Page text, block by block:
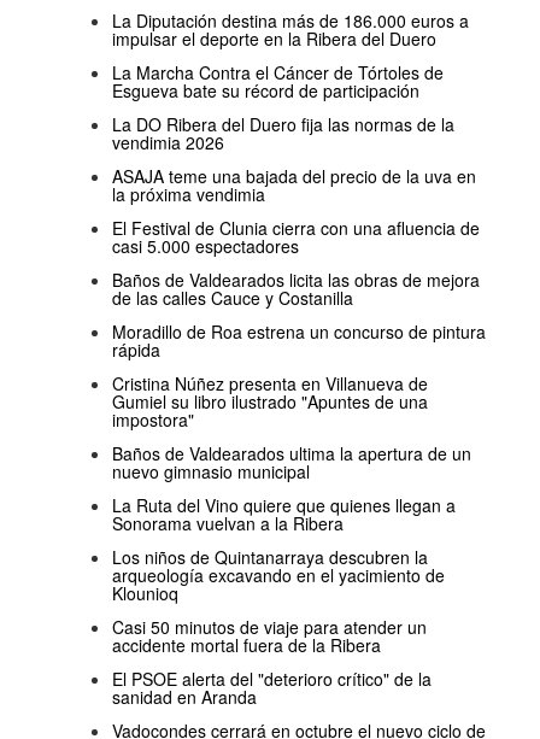
La Diputación destina más de 186.000 euros a
impulsar el deporte en la Ribera del Duero
La Marcha Contra el Cáncer de Tórtoles de
Esgueva bate su récord de participación
La DO Ribera del Duero fija las normas de la
vendimia 2026
ASAJA teme una bajada del precio de la uva en
la próxima vendimia
El Festival de Clunia cierra con una afluencia de
casi 5.000 espectadores
Baños de Valdearados licita las obras de mejora
de las calles Cauce y Costanilla
Moradillo de Roa estrena un concurso de pintura
rápida
Cristina Núñez presenta en Villanueva de
Gumiel su libro ilustrado "Apuntes de una
impostora"
Baños de Valdearados ultima la apertura de un
nuevo gimnasio municipal
La Ruta del Vino quiere que quienes llegan a
Sonorama vuelvan a la Ribera
Los niños de Quintanarraya descubren la
arqueología excavando en el yacimiento de
Klounioq
Casi 50 minutos de viaje para atender un
accidente mortal fuera de la Ribera
El PSOE alerta del "deterioro crítico" de la
sanidad en Aranda
Vadocondes cerrará en octubre el nuevo ciclo de